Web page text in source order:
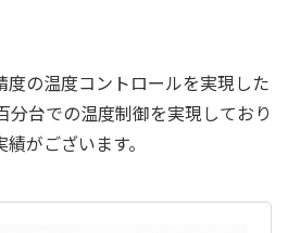
の温度コントロールを実現した
分台での温度制御を実現しており
がございます。